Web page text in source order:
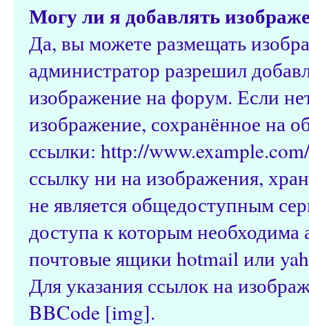
Могу ли я добавлять
Да, вы можете размещать
администратор разрешил
изображение на форум. Если
изображение, сохранённое на
ссылки: http://
ссылку ни на изображения,
не является общедоступным
доступа к которым
почтовые ящики hotmail или
Для указания ссылок на
BBCode [img].